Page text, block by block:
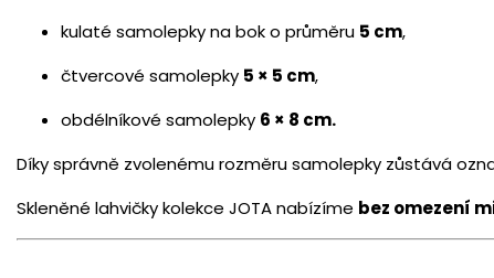
kulaté samolepky na bok o průměru 5 cm,
čtvercové samolepky 5 × 5 cm,
obdélníkové samolepky 6 × 8 cm.
Díky správně zvolenému rozměru samolepky zůstává
Skleněné lahvičky kolekce JOTA nabízíme bez omezení